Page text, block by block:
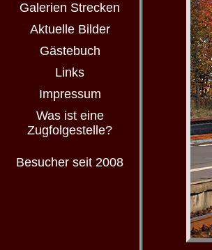
Galerien Strecken
Aktuelle Bilder
Gästebuch
Links
Impressum
Was ist eine
Zugfolgestelle?
Besucher seit 2008